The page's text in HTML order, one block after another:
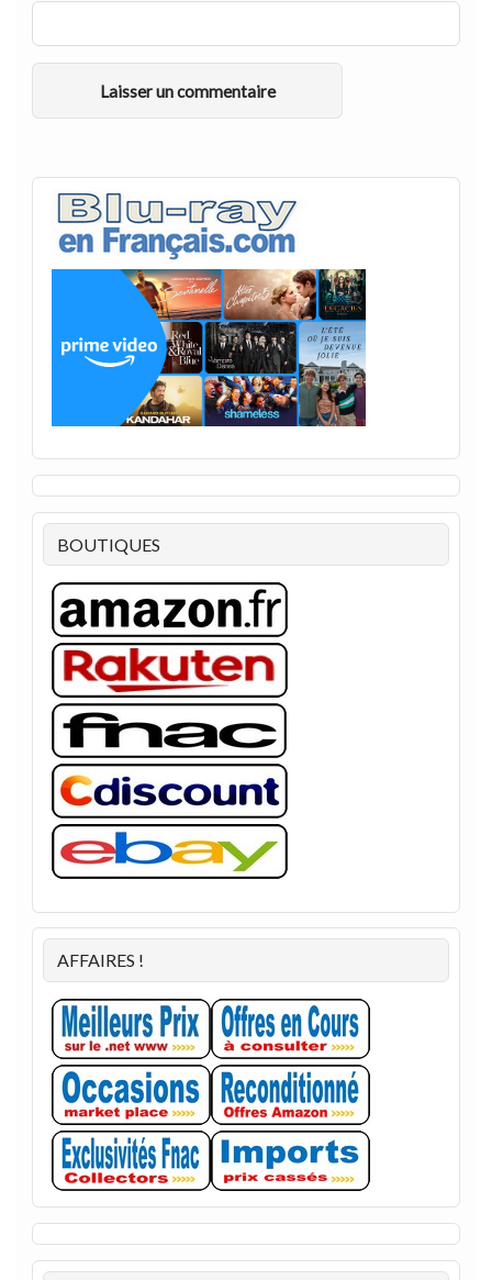
BOUTIQUES
AFFAIRES !